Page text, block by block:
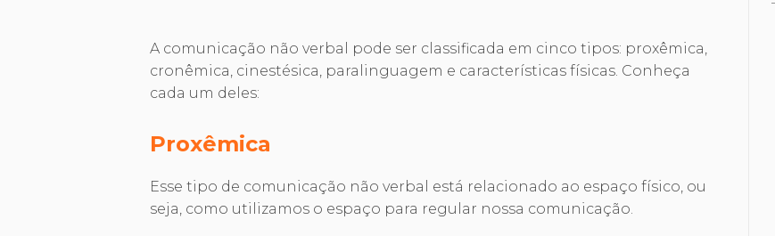
A comunicação não verbal pode ser classificada em cinco tipos: proxêmica,
cronêmica, cinestésica, paralinguagem e características físicas. Conheça
cada um deles:
Proxêmica
Esse tipo de comunicação não verbal está relacionado ao espaço físico, ou
seja, como utilizamos o espaço para regular nossa comunicação.